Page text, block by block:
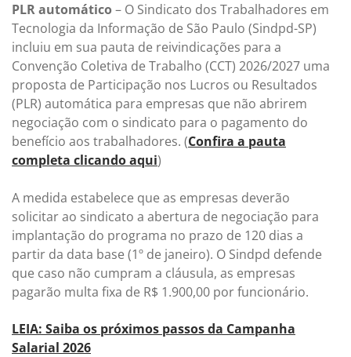
PLR automático– O Sindicato dos Trabalhadores em
Tecnologia da Informação de São Paulo (Sindpd-SP)
incluiu em sua pauta de reivindicações para a
Convenção Coletiva de Trabalho (CCT) 2026/2027 uma
proposta de Participação nos Lucros ou Resultados
(PLR) automática para empresas que não abrirem
negociação com o sindicato para o pagamento do
benefício aos trabalhadores. (Confira a pauta
completa clicando aqui)
A medida estabelece que as empresas deverão
solicitar ao sindicato a abertura de negociação para
implantação do programa no prazo de 120 dias a
partir da data base (1º de janeiro). O Sindpd defende
que caso não cumpram a cláusula, as empresas
pagarão multa fixa de R$ 1.900,00 por funcionário.
LEIA: Saiba os próximos passos da Campanha
Salarial 2026